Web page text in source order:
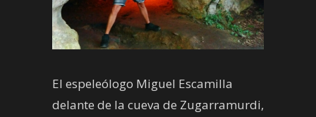
El espeleólogo Miguel Escamilla
delante de la cueva de Zugarramurdi,